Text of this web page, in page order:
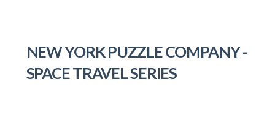
NEW YORK PUZZLE COMPANY -
SPACE TRAVEL SERIES